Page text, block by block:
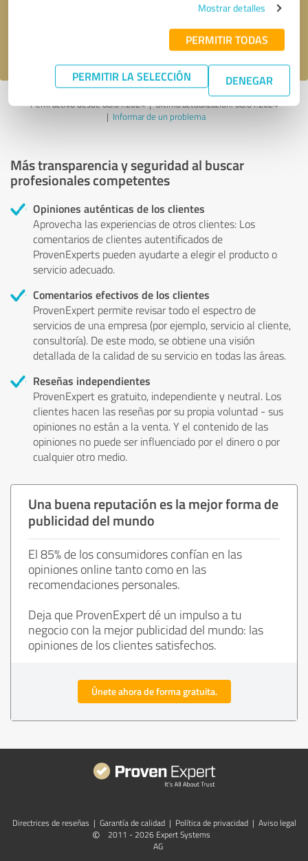
Mostrar detalles
PERMITIR TODAS
PERMITIR LA SELECCIÓN DENEGAR
Perfil activo desde 08.01.2024 |Última actualización: 08.01.2024
| Informar de un problema
Más transparencia y seguridad al buscar
profesionales competentes
Opiniones auténticas de los clientes
Aprovecha las experiencias de otros clientes: Los
comentarios de clientes autentificados de
ProvenExperts pueden ayudarte a elegir el producto o
servicio adecuado.
Comentarios efectivos de los clientes
ProvenExpert permite revisar todo el espectro de
servicios de una empresa (por ejemplo, servicio al cliente,
consultoría). De este modo, se obtiene una visión
detallada de la calidad de su servicio en todas las áreas.
Reseñas independientes
ProvenExpert es gratuito, independiente y neutral. Los
clientes hacen las reseñas por su propia voluntad - sus
opiniones no están a la venta. Y el contenido de las
opiniones no puede ser influenciado por el dinero o por
cualquier otro medio.
Una buena reputación es la mejor forma de
publicidad del mundo
El 85% de los consumidores confían en las
opiniones online tanto como en las
recomendaciones personales.
Deja que ProvenExpert dé un impulso a tu
negocio con la mejor publicidad del mundo: las
opiniones de los clientes satisfechos.
Únete ahora de forma gratuita.
Directrices de reseñas | Garantía de calidad | Política de privacidad | Aviso legal
©
2011 - 2026 Expert Systems
AG